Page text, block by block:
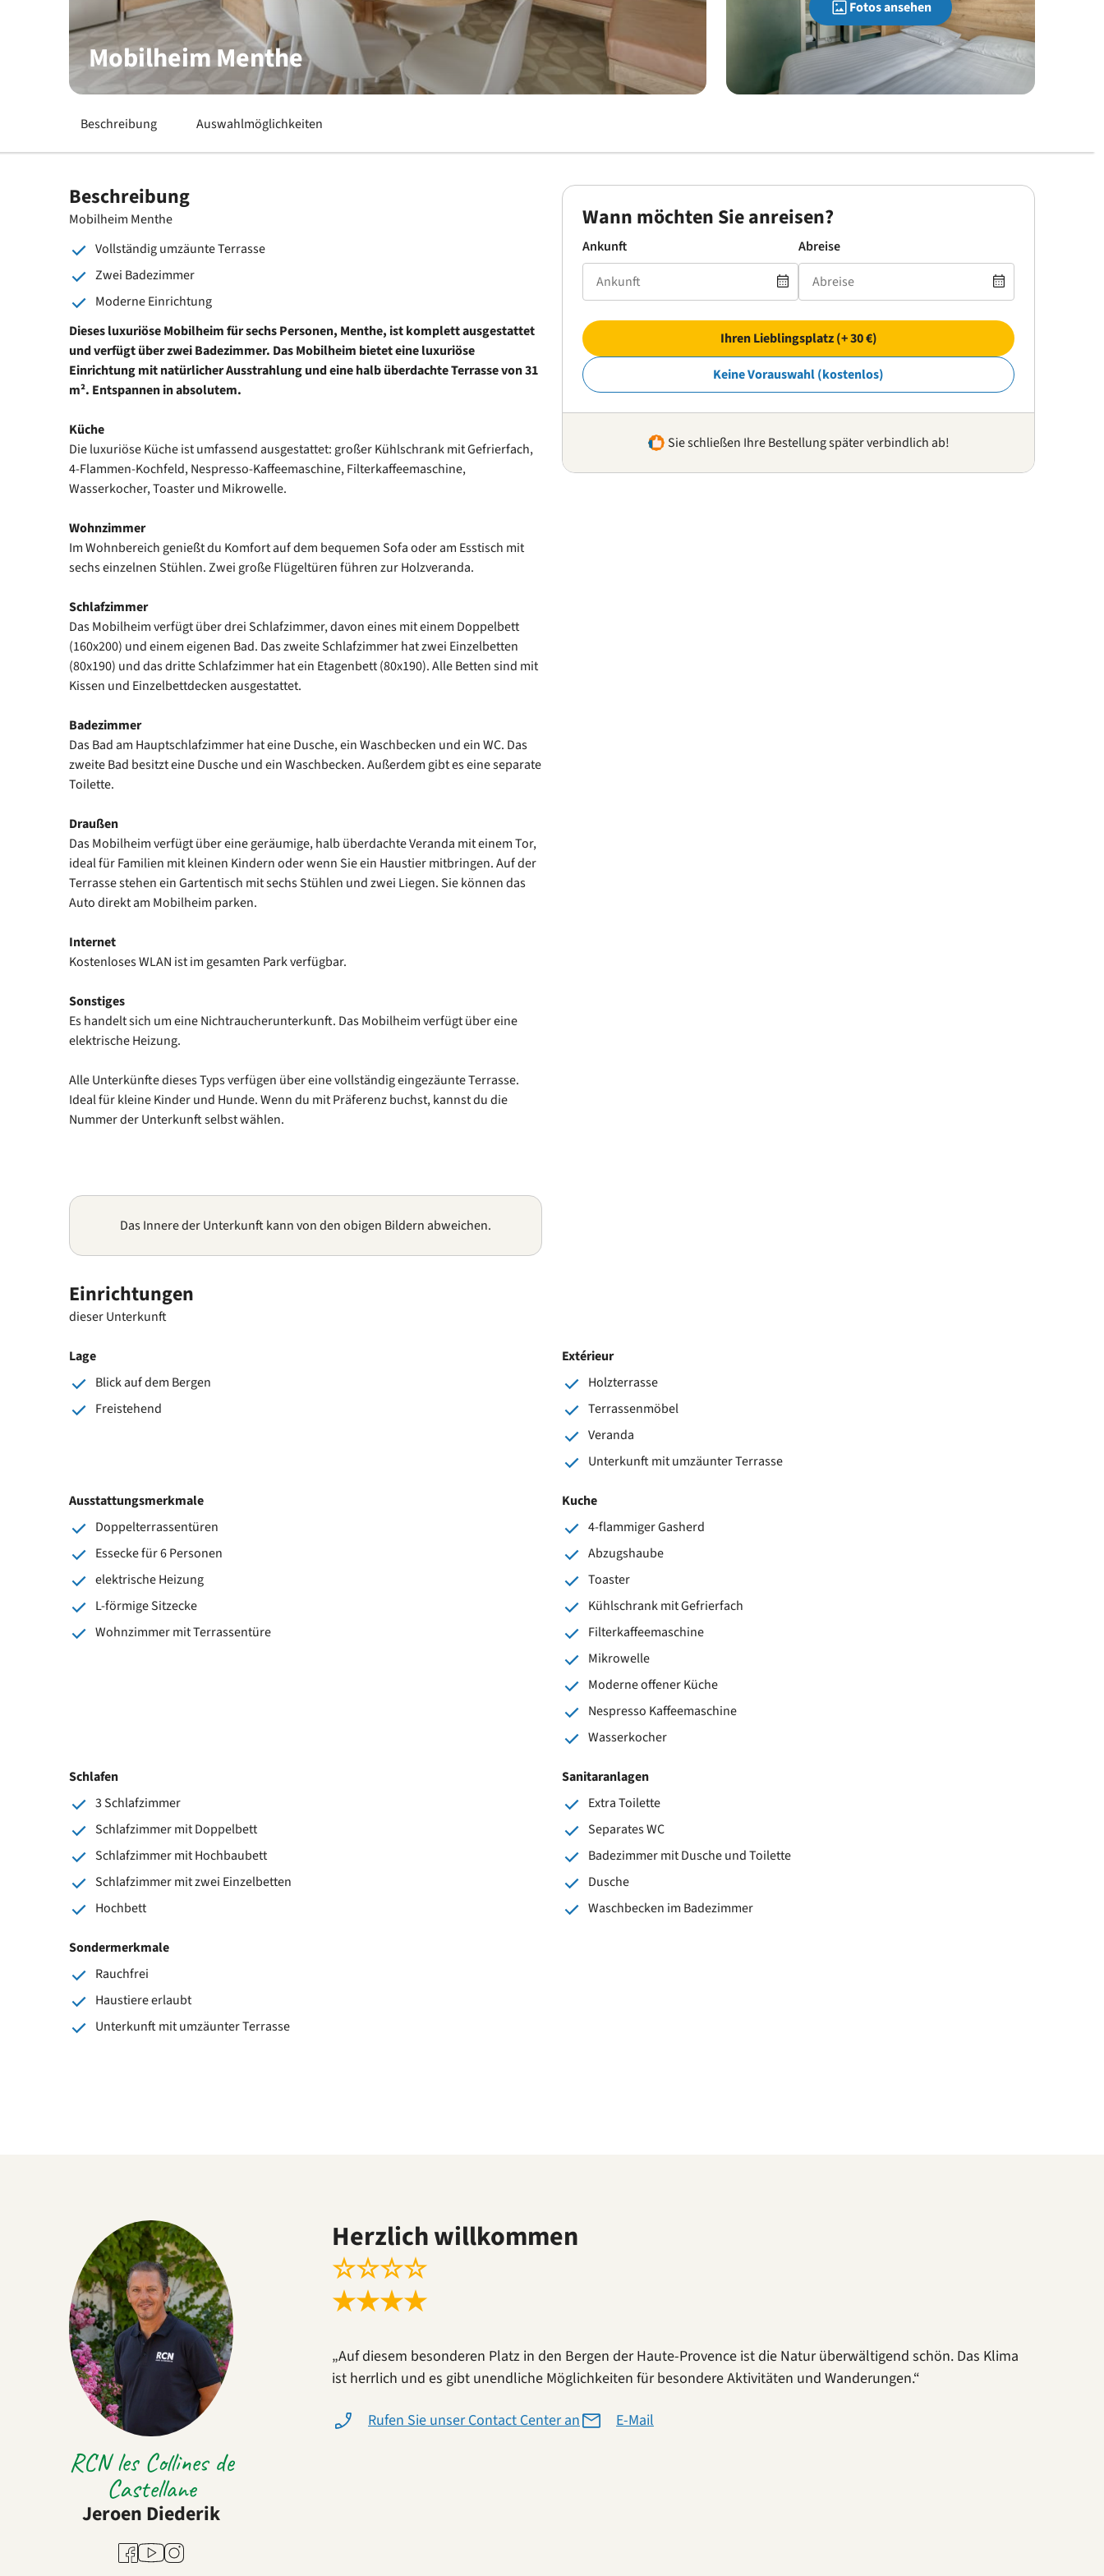
Mobilheim Menthe
Fotos ansehen
Beschreibung Auswahlmöglichkeiten
Beschreibung
Mobilheim Menthe
Vollständig umzäunte Terrasse
Zwei Badezimmer
Moderne Einrichtung
Dieses luxuriöse Mobilheim für sechs Personen, Menthe, ist komplett ausgestattet
und verfügt über zwei Badezimmer. Das Mobilheim bietet eine luxuriöse
Einrichtung mit natürlicher Ausstrahlung und eine halb überdachte Terrasse von 31
m². Entspannen in absolutem.
Küche
Die luxuriöse Küche ist umfassend ausgestattet: großer Kühlschrank mit Gefrierfach,
4-Flammen-Kochfeld, Nespresso-Kaffeemaschine, Filterkaffeemaschine,
Wasserkocher, Toaster und Mikrowelle.
Wohnzimmer
Im Wohnbereich genießt du Komfort auf dem bequemen Sofa oder am Esstisch mit
sechs einzelnen Stühlen. Zwei große Flügeltüren führen zur Holzveranda.
Schlafzimmer
Das Mobilheim verfügt über drei Schlafzimmer, davon eines mit einem Doppelbett
(160x200) und einem eigenen Bad. Das zweite Schlafzimmer hat zwei Einzelbetten
(80x190) und das dritte Schlafzimmer hat ein Etagenbett (80x190). Alle Betten sind mit
Kissen und Einzelbettdecken ausgestattet.
Badezimmer
Das Bad am Hauptschlafzimmer hat eine Dusche, ein Waschbecken und ein WC. Das
zweite Bad besitzt eine Dusche und ein Waschbecken. Außerdem gibt es eine separate
Toilette.
Draußen
Das Mobilheim verfügt über eine geräumige, halb überdachte Veranda mit einem Tor,
ideal für Familien mit kleinen Kindern oder wenn Sie ein Haustier mitbringen. Auf der
Terrasse stehen ein Gartentisch mit sechs Stühlen und zwei Liegen. Sie können das
Auto direkt am Mobilheim parken.
Internet
Kostenloses WLAN ist im gesamten Park verfügbar.
Sonstiges
Es handelt sich um eine Nichtraucherunterkunft. Das Mobilheim verfügt über eine
elektrische Heizung.
Alle Unterkünfte dieses Typs verfügen über eine vollständig eingezäunte Terrasse.
Ideal für kleine Kinder und Hunde. Wenn du mit Präferenz buchst, kannst du die
Nummer der Unterkunft selbst wählen.
Das Innere der Unterkunft kann von den obigen Bildern abweichen.
Wann möchten Sie anreisen?
Ankunft Abreise
Ihren Lieblingsplatz (+ 30 €)
Keine Vorauswahl (kostenlos)
Sie schließen Ihre Bestellung später verbindlich ab!
Einrichtungen
dieser Unterkunft
Lage
Blick auf dem Bergen
Freistehend
Extérieur
Holzterrasse
Terrassenmöbel
Veranda
Unterkunft mit umzäunter Terrasse
Ausstattungsmerkmale
Doppelterrassentüren
Essecke für 6 Personen
elektrische Heizung
L-förmige Sitzecke
Wohnzimmer mit Terrassentüre
Kuche
4-flammiger Gasherd
Abzugshaube
Toaster
Kühlschrank mit Gefrierfach
Filterkaffeemaschine
Mikrowelle
Moderne offener Küche
Nespresso Kaffeemaschine
Wasserkocher
Schlafen
3 Schlafzimmer
Schlafzimmer mit Doppelbett
Schlafzimmer mit Hochbaubett
Schlafzimmer mit zwei Einzelbetten
Hochbett
Sanitaranlagen
Extra Toilette
Separates WC
Badezimmer mit Dusche und Toilette
Dusche
Waschbecken im Badezimmer
Sondermerkmale
Rauchfrei
Haustiere erlaubt
Unterkunft mit umzäunter Terrasse
RCN les Collines de
Castellane
Jeroen Diederik
Facebook
YoutubeInstagram
Herzlich willkommen
☆☆☆☆
★★★★
„Auf diesem besonderen Platz in den Bergen der Haute-Provence ist die Natur überwältigend schön. Das Klima
ist herrlich und es gibt unendliche Möglichkeiten für besondere Aktivitäten und Wanderungen.“
Rufen Sie unser Contact Center an E-Mail